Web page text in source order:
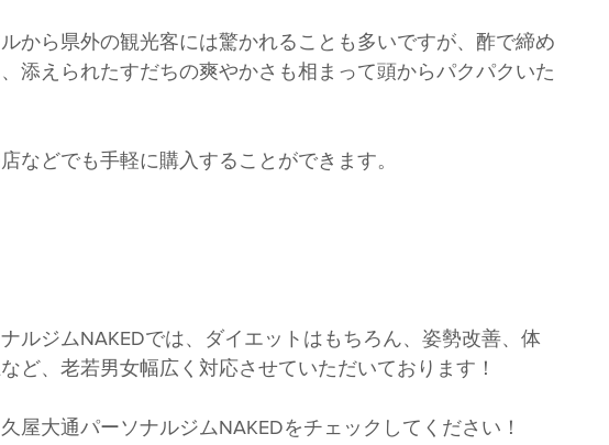
から県外の観光客には驚かれることも多いですが、酢で締め
添えられたすだちの爽やかさも相まって頭からパクパクいた
などでも手軽に購入することができます。
ルジムNAKEDでは、ダイエットはもちろん、姿勢改善、体
ど、老若男女幅広く対応させていただいております！
屋大通パーソナルジムNAKEDをチェックしてください！